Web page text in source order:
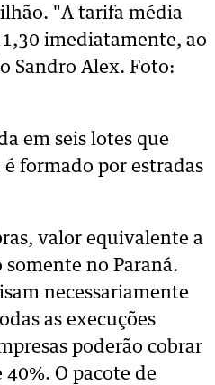
"A tarifa média
imediatamente, ao
Sandro Alex. Foto:
em seis lotes que
formado por estradas
valor equivalente a
no Paraná.
necessariamente
as execuções
poderão cobrar
O pacote de